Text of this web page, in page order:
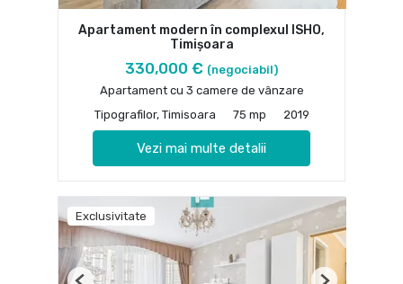
Apartament modern în complexul ISHO,
Timișoara
330,000 € (negociabil)
Apartament cu 3 camere de vânzare
Tipografilor, Timisoara
75 mp 2019
Vezi mai multe detalii
Exclusivitate